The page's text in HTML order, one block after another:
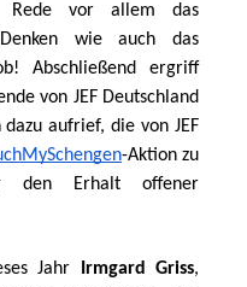
Rede vor allem das
wie auch das
gemeinsame Feiern hervorhob! Abschließend ergriff
von JEF Deutschland
aufrief, die von JEF
-Aktion zu
den Erhalt offener
Jahr Irmgard Griss,